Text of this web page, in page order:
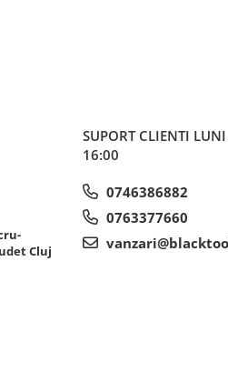
Cluj
SUPORT CLIENTI
16:00
0746386882
0763377660